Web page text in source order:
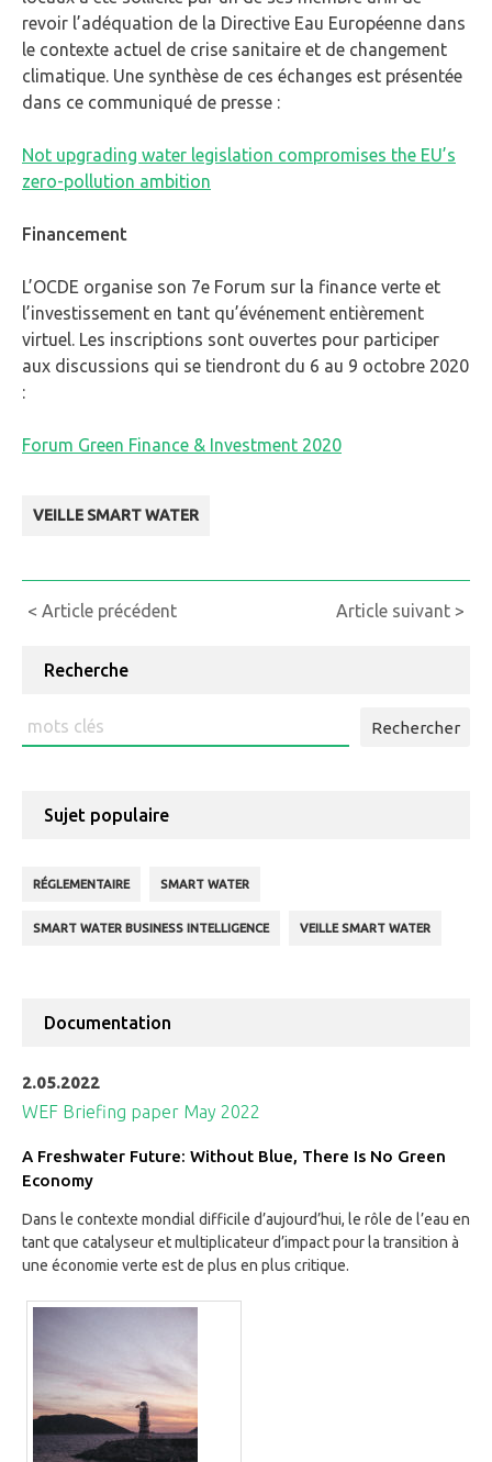
revoir l’adéquation de la Directive Eau Européenne dans
le contexte actuel de crise sanitaire et de changement
climatique. Une synthèse de ces échanges est présentée
dans ce communiqué de presse :
Not upgrading water legislation compromises the EU’s
zero-pollution ambition
Financement
L’OCDE organise son 7e Forum sur la finance verte et
l’investissement en tant qu’événement entièrement
virtuel. Les inscriptions sont ouvertes pour participer
aux discussions qui se tiendront du 6 au 9 octobre 2020
:
Forum Green Finance & Investment 2020
VEILLE SMART WATER
Continue
< Article précédent Article suivant >
Recherche
Rechercher
:
Sujet populaire
RÉGLEMENTAIRE SMART WATER
SMART WATER BUSINESS INTELLIGENCE VEILLE SMART WATER
Documentation
2.05.2022
WEF Briefing paper May 2022
A Freshwater Future: Without Blue, There Is No Green
Economy
Dans le contexte mondial difficile d’aujourd’hui, le rôle de l’eau en
tant que catalyseur et multiplicateur d’impact pour la transition à
une économie verte est de plus en plus critique.